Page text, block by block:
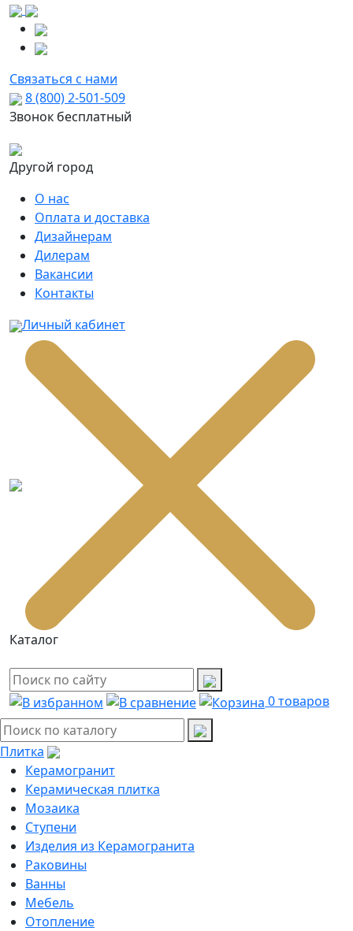
Связаться с нами
8 (800) 2-501-509
Звонок бесплатный
Другой город
О нас
Оплата и доставка
Дизайнерам
Дилерам
Вакансии
Контакты
Личный кабинет
Каталог
0товаров
Плитка
Керамогранит
Керамическая плитка
Мозаика
Ступени
Изделия из Керамогранита
Раковины
Ванны
Мебель
Отопление